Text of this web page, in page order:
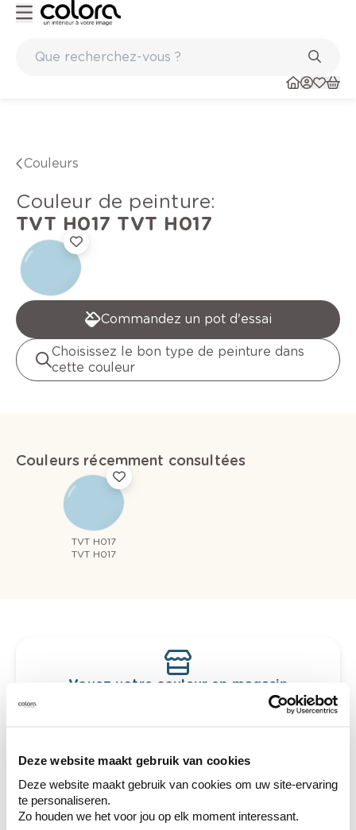
Deze website maakt gebruik van cookies
Deze website maakt gebruik van cookies om uw site-ervaring
te personaliseren.
Zo houden we het voor jou op elk moment interessant.
Couleurs
Couleur de peinture:
TVT H017 TVT H017
Commandez un pot d'essai
Choisissez le bon type de peinture dans
cette couleur
Couleurs récemment consultées
TVT H017
TVT H017
Voyez votre couleur en magasin
Découvrez des échantillons de votre
votre couleur.
Obtenez des conseils personnalisés sur la
combinaison de couleurs.